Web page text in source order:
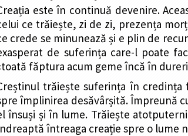
este în continuă devenire.
ce trăiește, zi de zi, prezența
crede se minunează și e plin de
de suferința care-l poate
făptura acum geme încă în
trăiește suferința în credința
împlinirea desăvârșită. Împreună
însuși și în lume. Trăiește
întreaga creație spre o lume